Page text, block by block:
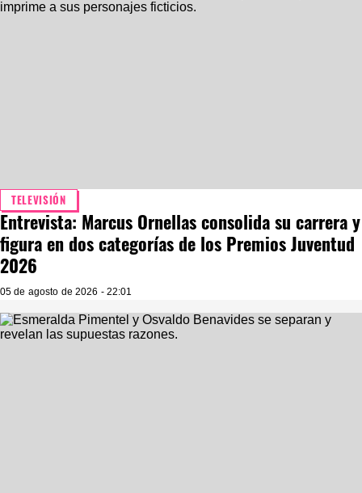
TELEVISIÓN
Entrevista: Marcus Ornellas consolida su carrera y
figura en dos categorías de los Premios Juventud
2026
05 de agosto de 2026 - 22:01